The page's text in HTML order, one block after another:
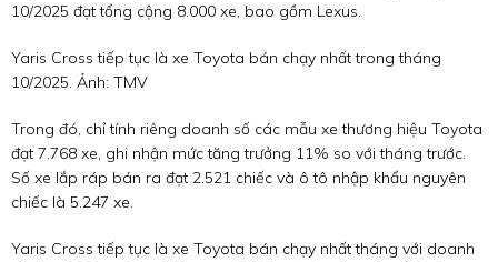
10/2025 đạt tổng cộng 8.000 xe, bao gồm Lexus.
Yaris Cross tiếp tục là xe Toyota bán chạy nhất trong tháng
10/2025. Ảnh: TMV
Trong đó, chỉ tính riêng doanh số các mẫu xe thương hiệu Toyota
đạt 7.768 xe, ghi nhận mức tăng trưởng 11% so với tháng trước.
Số xe lắp ráp bán ra đạt 2.521 chiếc và ô tô nhập khẩu nguyên
chiếc là 5.247 xe.
Yaris Cross tiếp tục là xe Toyota bán chạy nhất tháng với doanh